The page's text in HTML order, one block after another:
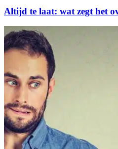
Altijd te laat: wat zegt het